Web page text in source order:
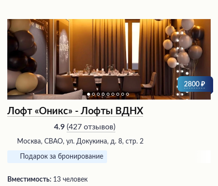
2800
Лофт «Оникс» - Лофты ВДНХ
4.9 (427 отзывов)
Москва, СВАО, ул. Докукина, д. 8, стр. 2
Подарок за бронирование
Вместимость: 13 человек